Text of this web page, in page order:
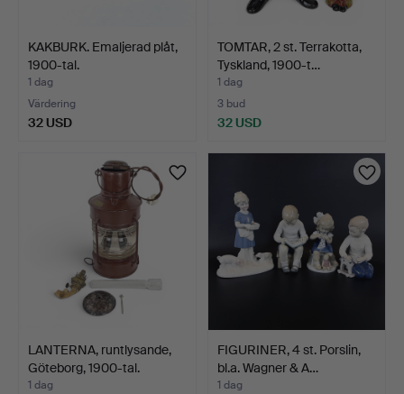
KAKBURK. Emaljerad plåt,
1900-tal.
1 dag
Värdering
32 USD
TOMTAR, 2 st. Terrakotta,
Tyskland, 1900-t…
1 dag
3 bud
32 USD
LANTERNA, runtlysande,
Göteborg, 1900-tal.
1 dag
FIGURINER, 4 st. Porslin,
bl.a. Wagner & A…
1 dag